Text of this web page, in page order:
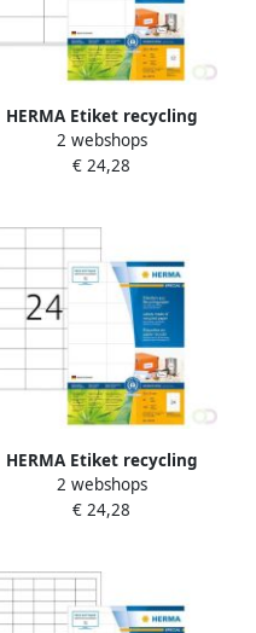
HERMA Etiket recycling
10733 105x48mm 960stuks
wit
2 webshops
€ 24,28
HERMA Etiket recycling
10729 70x37mm 1920stuks
wit
2 webshops
€ 24,28